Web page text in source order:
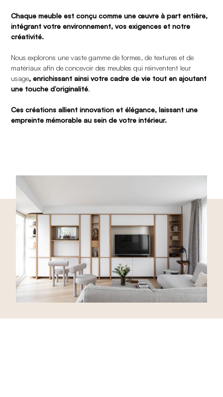
Chaque meuble est conçu comme une œuvre à part entière,
intégrant votre environnement, vos exigences et notre
créativité.
Nous explorons une vaste gamme de formes, de textures et de
matériaux afin de concevoir des meubles qui réinventent leur
usage, enrichissant ainsi votre cadre de vie tout en ajoutant
une touche d’originalité.
Ces créations allient innovation et élégance, laissant une
empreinte mémorable au sein de votre intérieur.